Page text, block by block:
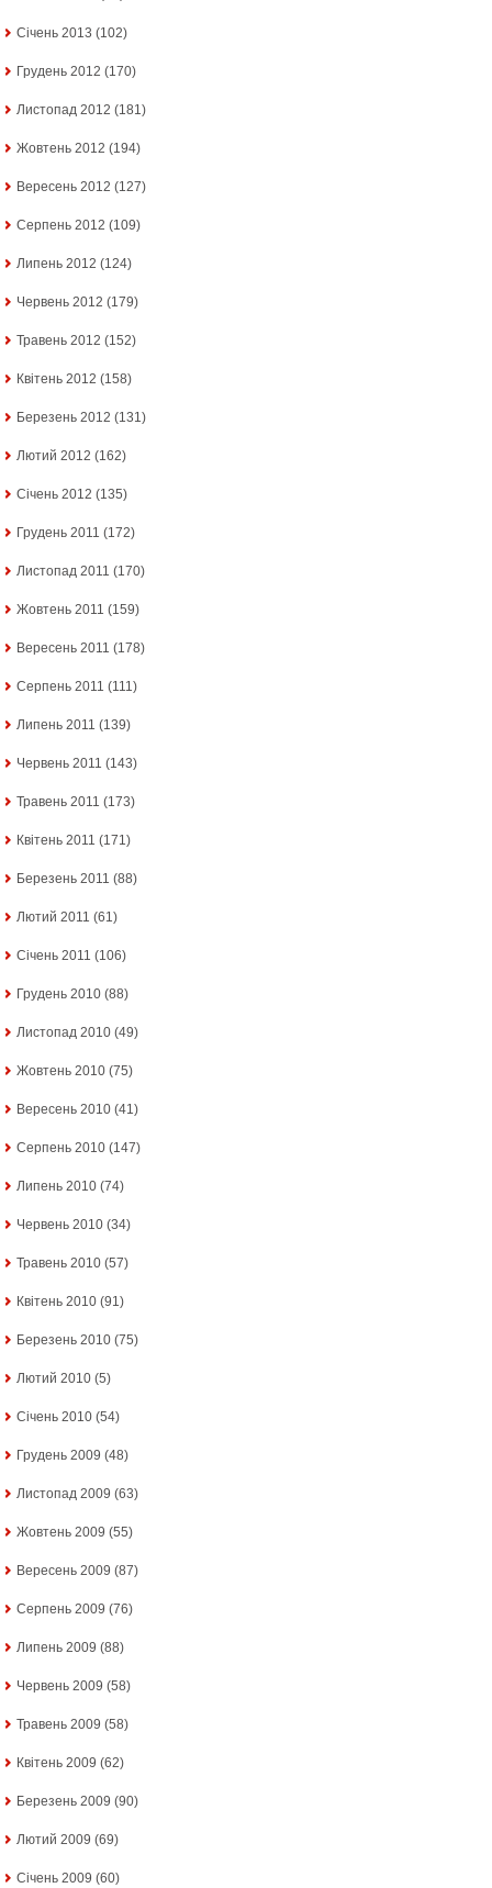
Січень 2013 (102)
Грудень 2012 (170)
Листопад 2012 (181)
Жовтень 2012 (194)
Вересень 2012 (127)
Серпень 2012 (109)
Липень 2012 (124)
Червень 2012 (179)
Травень 2012 (152)
Квітень 2012 (158)
Березень 2012 (131)
Лютий 2012 (162)
Січень 2012 (135)
Грудень 2011 (172)
Листопад 2011 (170)
Жовтень 2011 (159)
Вересень 2011 (178)
Серпень 2011 (111)
Липень 2011 (139)
Червень 2011 (143)
Травень 2011 (173)
Квітень 2011 (171)
Березень 2011 (88)
Лютий 2011 (61)
Січень 2011 (106)
Грудень 2010 (88)
Листопад 2010 (49)
Жовтень 2010 (75)
Вересень 2010 (41)
Серпень 2010 (147)
Липень 2010 (74)
Червень 2010 (34)
Травень 2010 (57)
Квітень 2010 (91)
Березень 2010 (75)
Лютий 2010 (5)
Січень 2010 (54)
Грудень 2009 (48)
Листопад 2009 (63)
Жовтень 2009 (55)
Вересень 2009 (87)
Серпень 2009 (76)
Липень 2009 (88)
Червень 2009 (58)
Травень 2009 (58)
Квітень 2009 (62)
Березень 2009 (90)
Лютий 2009 (69)
Січень 2009 (60)